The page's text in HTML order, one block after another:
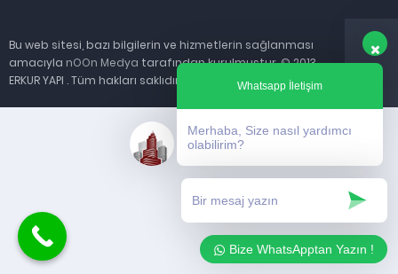
Whatsapp İletişim
Merhaba, Size nasıl yardımcı
olabilirim?
Bize WhatsApptan Yazın !
Bu web sitesi, bazı bilgilerin ve hizmetlerin sağlanması
amacıyla nOOn Medya tarafından kurulmuştur. © 2013
ERKUR YAPI . Tüm hakları saklıdır.